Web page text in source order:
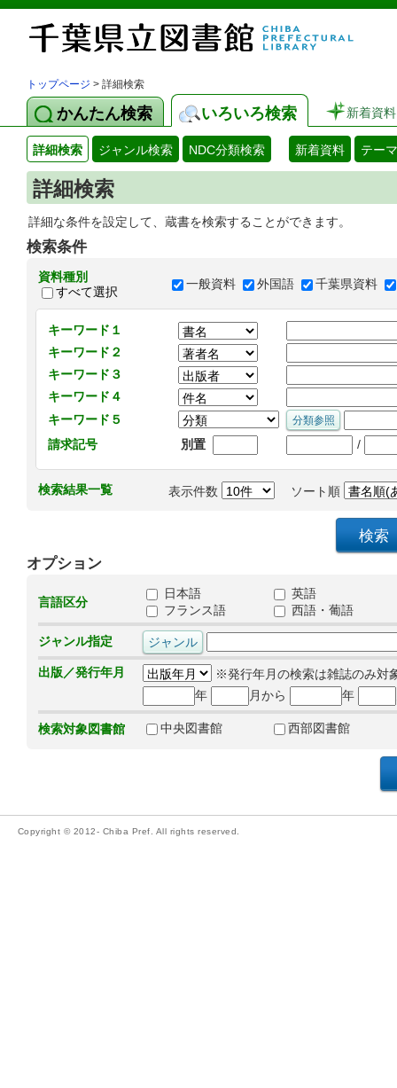
トップページ > 詳細検索
かんたん検索 いろいろ検索 新着資料
詳細検索 ジャンル検索 NDC分類検索 新着資料 テー
詳細検索
詳細な条件を設定して、蔵書を検索することができます。
検索条件
資料種別
すべて選択
一般資料 外国語 千葉県資料
キーワード１
キーワード２
キーワード３
キーワード４
キーワード５
請求記号
別置 /
検索結果一覧 表示件数 ソート順
オプション
言語区分
日本語
英語
フランス語
西語・葡語
ジャンル指定
出版／発行年月
※発行年月の検索は雑誌のみ対
年
月から 年
検索対象図書館 中央図書館 西部図書館
Copyright © 2012- Chiba Pref. All rights reserved.